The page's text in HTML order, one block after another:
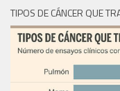
TIPOS DE CÁNCER QUE